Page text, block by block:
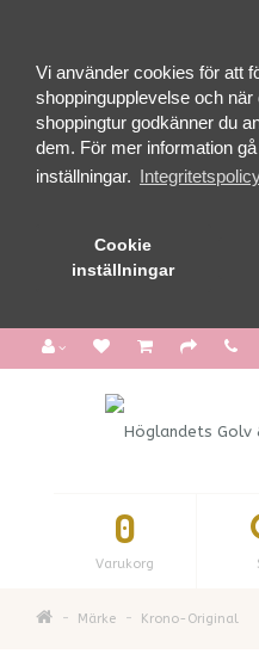
Vi använder cookies för att
shoppingupplevelse och när
shoppingtur godkänner du
dem. För mer information
inställningar.
Cookie
inställningar
0
Varukorg
Märke Krono-Original